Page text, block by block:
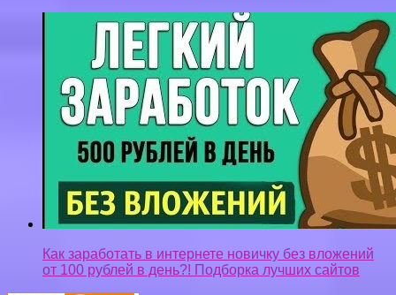
Как заработать в интернете новичку без вложений
от 100 рублей в день?! Подборка лучших сайтов